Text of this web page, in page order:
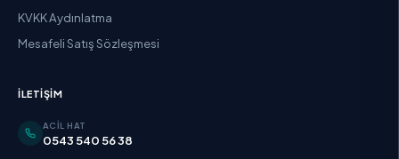
KVKK Aydınlatma
Mesafeli Satış Sözleşmesi
İLETIŞIM
ACIL HAT
0543 540 56 38